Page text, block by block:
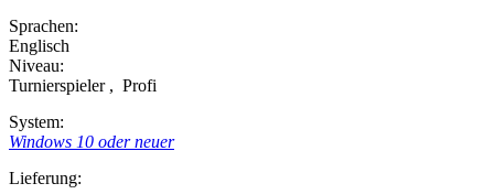
Sprachen:
Englisch
Niveau:
Turnierspieler , Profi
System:
Windows 10 oder neuer
Lieferung: